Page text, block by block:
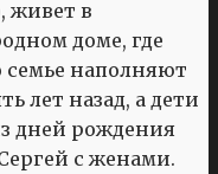
живет в
доме, где
наполняют
лет назад, а дети
дней рождения
с женами.